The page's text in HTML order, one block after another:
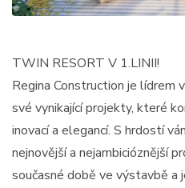
TWIN RESORT V 1.LINII!
Regina Construction je lídrem
své vynikající projekty, které
inovací a elegancí. S hrdostí
nejnovější a nejambicióznější
současné době ve výstavbě a